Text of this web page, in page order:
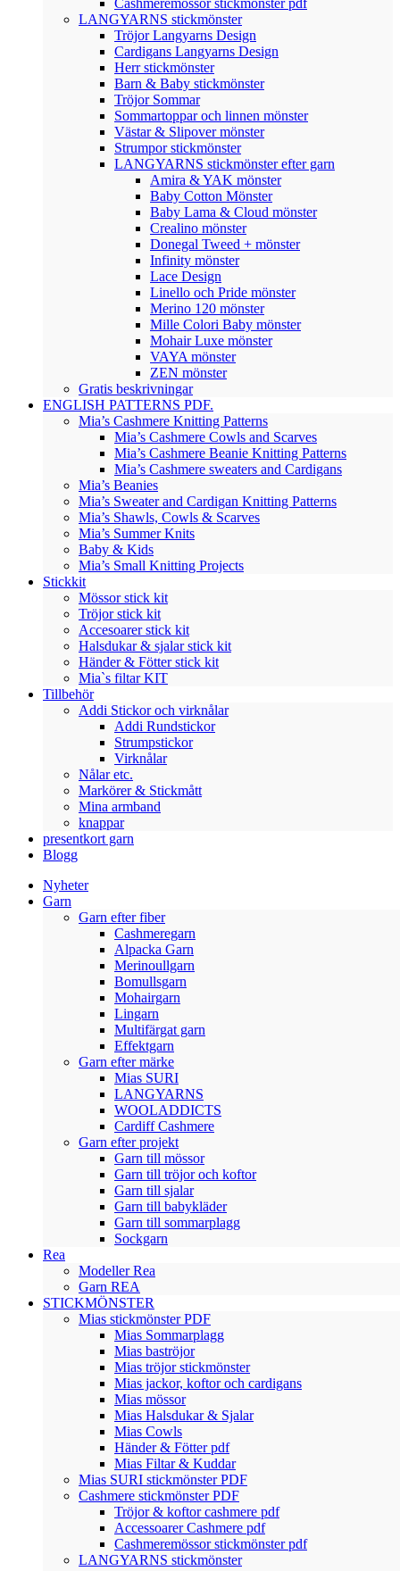
Cashmeremössor stickmönster pdf
LANGYARNS stickmönster
Tröjor Langyarns Design
Cardigans Langyarns Design
Herr stickmönster
Barn & Baby stickmönster
Tröjor Sommar
Sommartoppar och linnen mönster
Västar & Slipover mönster
Strumpor stickmönster
LANGYARNS stickmönster efter garn
Amira & YAK mönster
Baby Cotton Mönster
Baby Lama & Cloud mönster
Crealino mönster
Donegal Tweed + mönster
Infinity mönster
Lace Design
Linello och Pride mönster
Merino 120 mönster
Mille Colori Baby mönster
Mohair Luxe mönster
VAYA mönster
ZEN mönster
Gratis beskrivningar
ENGLISH PATTERNS PDF.
Mia’s Cashmere Knitting Patterns
Mia’s Cashmere Cowls and Scarves
Mia’s Cashmere Beanie Knitting Patterns
Mia’s Cashmere sweaters and Cardigans
Mia’s Beanies
Mia’s Sweater and Cardigan Knitting Patterns
Mia’s Shawls, Cowls & Scarves
Mia’s Summer Knits
Baby & Kids
Mia’s Small Knitting Projects
Stickkit
Mössor stick kit
Tröjor stick kit
Accesoarer stick kit
Halsdukar & sjalar stick kit
Händer & Fötter stick kit
Mia`s filtar KIT
Tillbehör
Addi Stickor och virknålar
Addi Rundstickor
Strumpstickor
Virknålar
Nålar etc.
Markörer & Stickmått
Mina armband
knappar
presentkort garn
Blogg
Nyheter
Garn
Garn efter fiber
Cashmeregarn
Alpacka Garn
Merinoullgarn
Bomullsgarn
Mohairgarn
Lingarn
Multifärgat garn
Effektgarn
Garn efter märke
Mias SURI
LANGYARNS
WOOLADDICTS
Cardiff Cashmere
Garn efter projekt
Garn till mössor
Garn till tröjor och koftor
Garn till sjalar
Garn till babykläder
Garn till sommarplagg
Sockgarn
Rea
Modeller Rea
Garn REA
STICKMÖNSTER
Mias stickmönster PDF
Mias Sommarplagg
Mias baströjor
Mias tröjor stickmönster
Mias jackor, koftor och cardigans
Mias mössor
Mias Halsdukar & Sjalar
Mias Cowls
Händer & Fötter pdf
Mias Filtar & Kuddar
Mias SURI stickmönster PDF
Cashmere stickmönster PDF
Tröjor & koftor cashmere pdf
Accessoarer Cashmere pdf
Cashmeremössor stickmönster pdf
LANGYARNS stickmönster